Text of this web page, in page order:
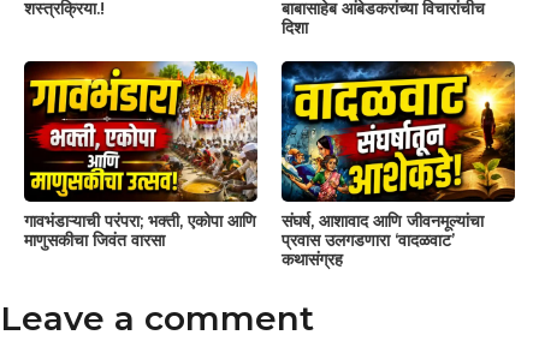
शस्त्रक्रिया.!
बाबासाहेब आंबेडकरांच्या विचारांचीच
दिशा
गावभंडाऱ्याची परंपरा; भक्ती, एकोपा आणि
माणुसकीचा जिवंत वारसा
संघर्ष, आशावाद आणि जीवनमूल्यांचा
प्रवास उलगडणारा ‘वादळवाट’
कथासंग्रह
Leave a comment